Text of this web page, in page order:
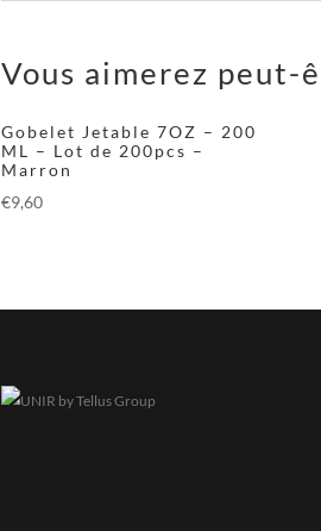
Vous aimerez peut-
Gobelet Jetable 7OZ – 200
ML – Lot de 200pcs –
Marron
€9,60